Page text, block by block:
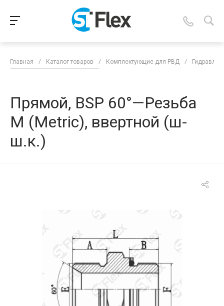
Главная / Каталог товаров / Комплектующие для РВД /
Прямой, BSP 60°—Резьба
М (Metric), ввертной (ш-
ш.к.)